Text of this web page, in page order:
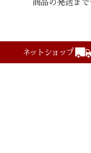
商品の発送まで
ネットショップ